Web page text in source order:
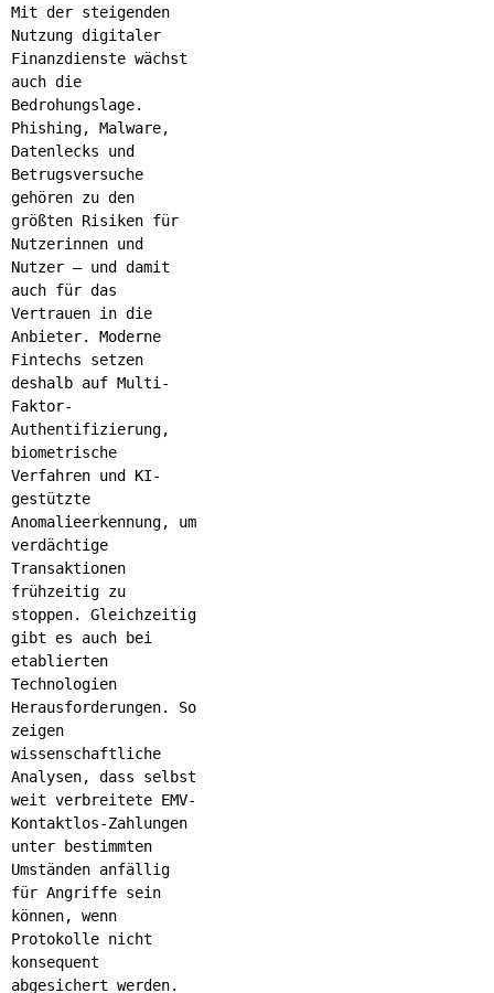
Mit der steigenden
Nutzung digitaler
Finanzdienste wächst
auch die
Bedrohungslage.
Phishing, Malware,
Datenlecks und
Betrugsversuche
gehören zu den
größten Risiken für
Nutzerinnen und
Nutzer – und damit
auch für das
Vertrauen in die
Anbieter. Moderne
Fintechs setzen
deshalb auf Multi-
Faktor-
Authentifizierung,
biometrische
Verfahren und KI-
gestützte
Anomalieerkennung, um
verdächtige
Transaktionen
frühzeitig zu
stoppen. Gleichzeitig
gibt es auch bei
etablierten
Technologien
Herausforderungen. So
zeigen
wissenschaftliche
Analysen, dass selbst
weit verbreitete EMV-
Kontaktlos-Zahlungen
unter bestimmten
Umständen anfällig
für Angriffe sein
können, wenn
Protokolle nicht
konsequent
abgesichert werden.